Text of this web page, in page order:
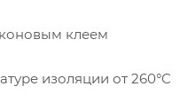
клеем
изоляции от 260°C